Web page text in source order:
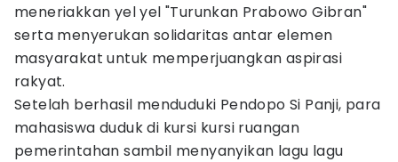
meneriakkan yel yel "Turunkan Prabowo Gibran"
serta menyerukan solidaritas antar elemen
masyarakat untuk memperjuangkan aspirasi
rakyat.
Setelah berhasil menduduki Pendopo Si Panji, para
mahasiswa duduk di kursi kursi ruangan
pemerintahan sambil menyanyikan lagu lagu